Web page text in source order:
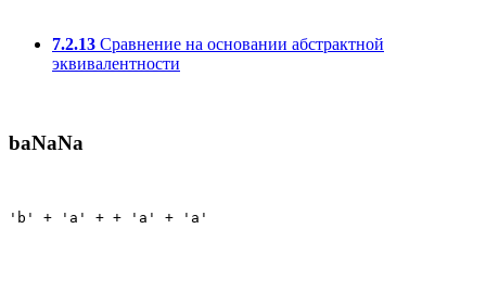
7.2.13 Сравнение на основании абстрактной
эквивалентности
baNaNa
'b' + 'a' + + 'a' + 'a'